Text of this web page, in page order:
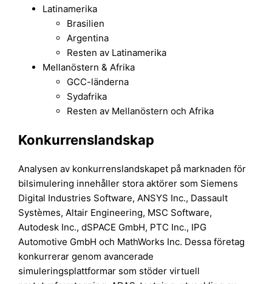
Latinamerika
Brasilien
Argentina
Resten av Latinamerika
Mellanöstern & Afrika
GCC-länderna
Sydafrika
Resten av Mellanöstern och Afrika
Konkurrenslandskap
Analysen av konkurrenslandskapet på marknaden för
bilsimulering innehåller stora aktörer som Siemens
Digital Industries Software, ANSYS Inc., Dassault
Systèmes, Altair Engineering, MSC Software,
Autodesk Inc., dSPACE GmbH, PTC Inc., IPG
Automotive GmbH och MathWorks Inc. Dessa företag
konkurrerar genom avancerade
simuleringsplattformar som stöder virtuell